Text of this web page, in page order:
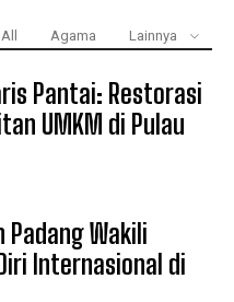
All Agama Lainnya
Pantai: Restorasi
UMKM di Pulau
Padang Wakili
Internasional di